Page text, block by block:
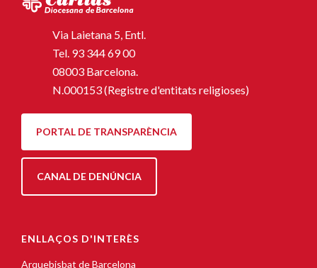
Via Laietana 5, Entl.
Tel. 93 344 69 00
08003 Barcelona.
N.000153 (Registre d'entitats religioses)
PORTAL DE TRANSPARÈNCIA
CANAL DE DENÚNCIA
ENLLAÇOS D'INTERÈS
Arquebisbat de Barcelona